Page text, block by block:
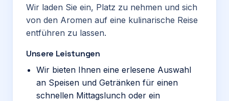
Wir laden Sie ein, Platz zu nehmen und sich
von den Aromen auf eine kulinarische Reise
entführen zu lassen.
Unsere Leistungen
Wir bieten Ihnen eine erlesene Auswahl
an Speisen und Getränken für einen
schnellen Mittagslunch oder ein